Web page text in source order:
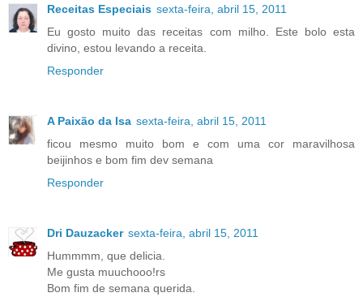
Receitas Especiais sexta-feira, abril 15, 2011
Eu gosto muito das receitas com milho. Este bolo esta
divino, estou levando a receita.
Responder
A Paixão da Isa sexta-feira, abril 15, 2011
ficou mesmo muito bom e com uma cor maravilhosa
beijinhos e bom fim dev semana
Responder
Dri Dauzacker sexta-feira, abril 15, 2011
Hummmm, que delicia.
Me gusta muuchooo!rs
Bom fim de semana querida.